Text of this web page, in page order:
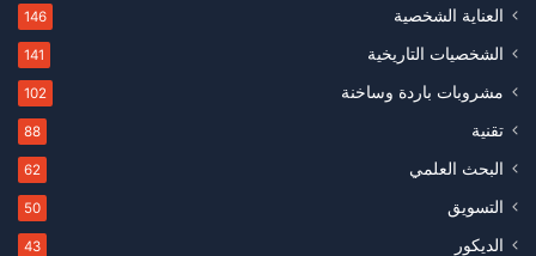
العناية الشخصية 146
الشخصيات التاريخية 141
مشروبات باردة وساخنة 102
تقنية 88
البحث العلمي 62
التسويق 50
الديكور 43